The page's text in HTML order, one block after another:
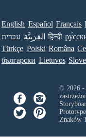
English Español Français
עברית العَرَبِيَّة हिन्दी
Türkçe Polski Româna
български Lietuvos
© 2026 -
Znaków